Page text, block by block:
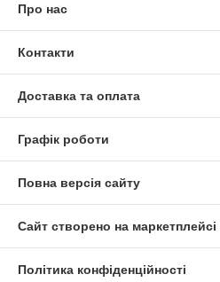
Про нас
Контакти
Доставка та оплата
Графік роботи
Повна версія сайту
Сайт створено на маркетплейсі
Політика конфіденційності